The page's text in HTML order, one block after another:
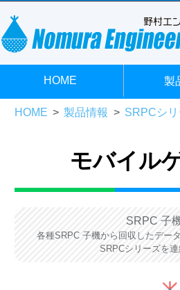
HOME 製
HOME 製品情報 SRPCシ
モバイル
SRPC 子機
各種SRPC 子機から回収したデー
SRPCシリーズを